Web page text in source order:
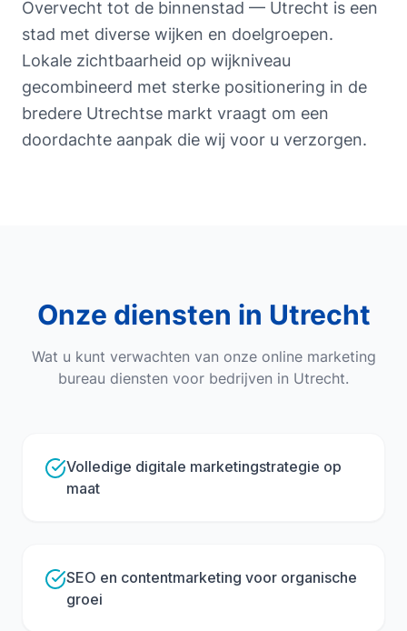
Overvecht tot de binnenstad — Utrecht is een
stad met diverse wijken en doelgroepen.
Lokale zichtbaarheid op wijkniveau
gecombineerd met sterke positionering in de
bredere Utrechtse markt vraagt om een
doordachte aanpak die wij voor u verzorgen.
Onze diensten in Utrecht
Wat u kunt verwachten van onze online marketing
bureau diensten voor bedrijven in Utrecht.
Volledige digitale marketingstrategie op
maat
SEO en contentmarketing voor organische
groei